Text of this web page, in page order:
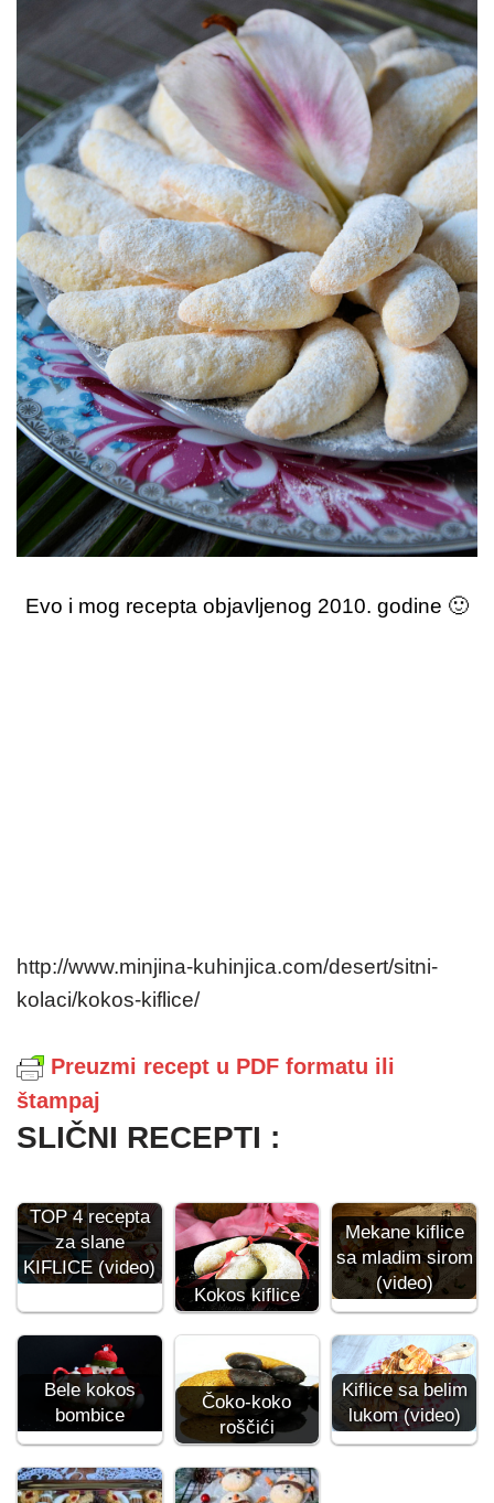
Evo i mog recepta objavljenog 2010. godine 🙂
http://www.minjina-kuhinjica.com/desert/sitni-
kolaci/kokos-kiflice/
Preuzmi recept u PDF formatu ili
štampaj
SLIČNI RECEPTI :
TOP 4 recepta
za slane
KIFLICE (video)
Kokos kiflice
Mekane kiflice
sa mladim sirom
(video)
Bele kokos
bombice
Čoko-koko
roščići
Kiflice sa belim
lukom (video)